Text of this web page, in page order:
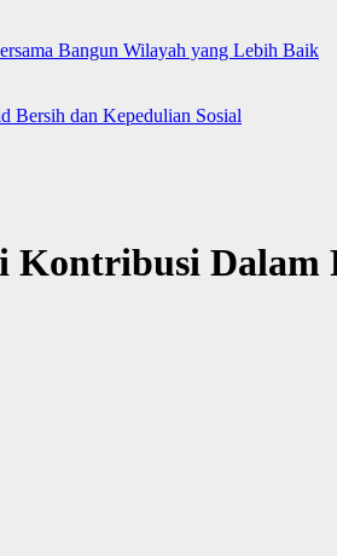
Bangun Wilayah yang Lebih Baik
Bersih dan Kepedulian Sosial
Dalam